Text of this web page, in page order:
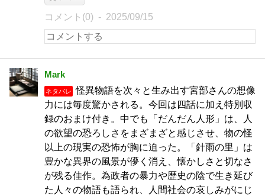
コメント(0) 2025/09/15
Mark
ネタバレ
怪異物語を次々と生み出す宮部さんの想像
力には毎度驚かされる。今回は四話に加え特別収
録のおまけ付き。中でも「だんだん人形」は、人
の欲望の恐ろしさをまざまざと感じさせ、物の怪
以上の現実の恐怖が胸に迫った。「針雨の里」は
豊かな異界の風景が儚く消え、懐かしさと切なさ
が残る佳作。為政者の暴力や歴史の陰で生き延び
た人々の物語も語られ、人間社会の哀しみがにじ